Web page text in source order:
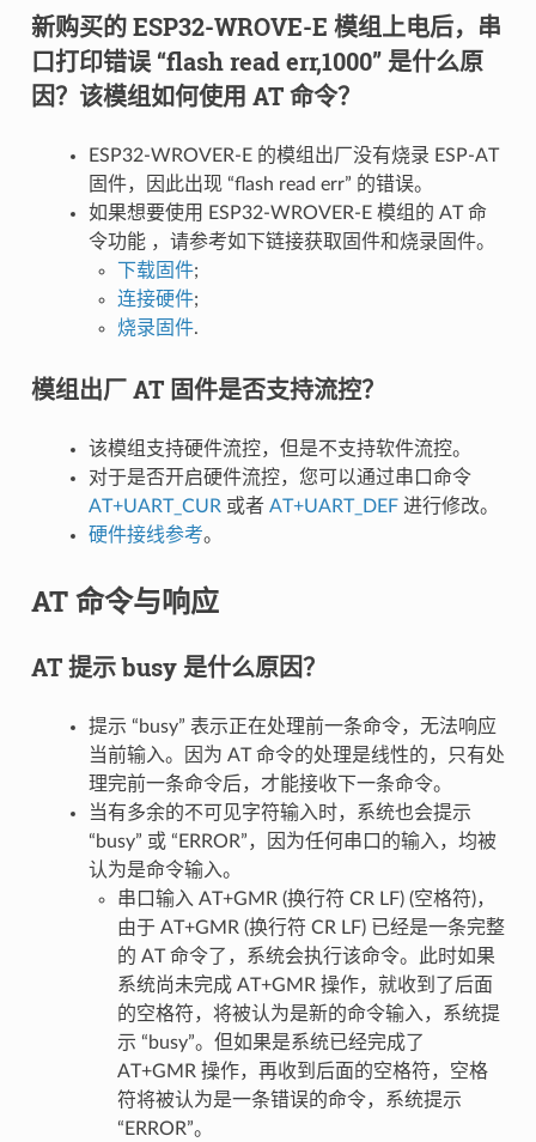
新购买的 ESP32-WROVE-E 模组上电后，串
口打印错误 “flash read err,1000” 是什么原
因？该模组如何使用 AT 命令？
ESP32-WROVER-E 的模组出厂没有烧录 ESP-AT
固件，因此出现 “flash read err” 的错误。
如果想要使用 ESP32-WROVER-E 模组的 AT 命
令功能 ，请参考如下链接获取固件和烧录固件。
下载固件;
连接硬件;
烧录固件.
模组出厂 AT 固件是否支持流控？
该模组支持硬件流控，但是不支持软件流控。
对于是否开启硬件流控，您可以通过串口命令
AT+UART_CUR 或者 AT+UART_DEF进行修改。
硬件接线参考。
AT 命令与响应
AT 提示 busy 是什么原因？
提示 “busy” 表示正在处理前⼀条命令，⽆法响应
当前输⼊。因为 AT 命令的处理是线性的，只有处
理完前⼀条命令后，才能接收下⼀条命令。
当有多余的不可⻅字符输⼊时，系统也会提示
“busy” 或 “ERROR”，因为任何串⼝的输⼊，均被
认为是命令输⼊。
串⼝输⼊ AT+GMR (换⾏符 CR LF) (空格符)，
由于 AT+GMR (换⾏符 CR LF) 已经是⼀条完整
的 AT 命令了，系统会执⾏该命令。此时如果
系统尚未完成 AT+GMR 操作，就收到了后⾯
的空格符，将被认为是新的命令输⼊，系统提
示 “busy”。但如果是系统已经完成了
AT+GMR 操作，再收到后⾯的空格符，空格
符将被认为是⼀条错误的命令，系统提示
“ERROR”。